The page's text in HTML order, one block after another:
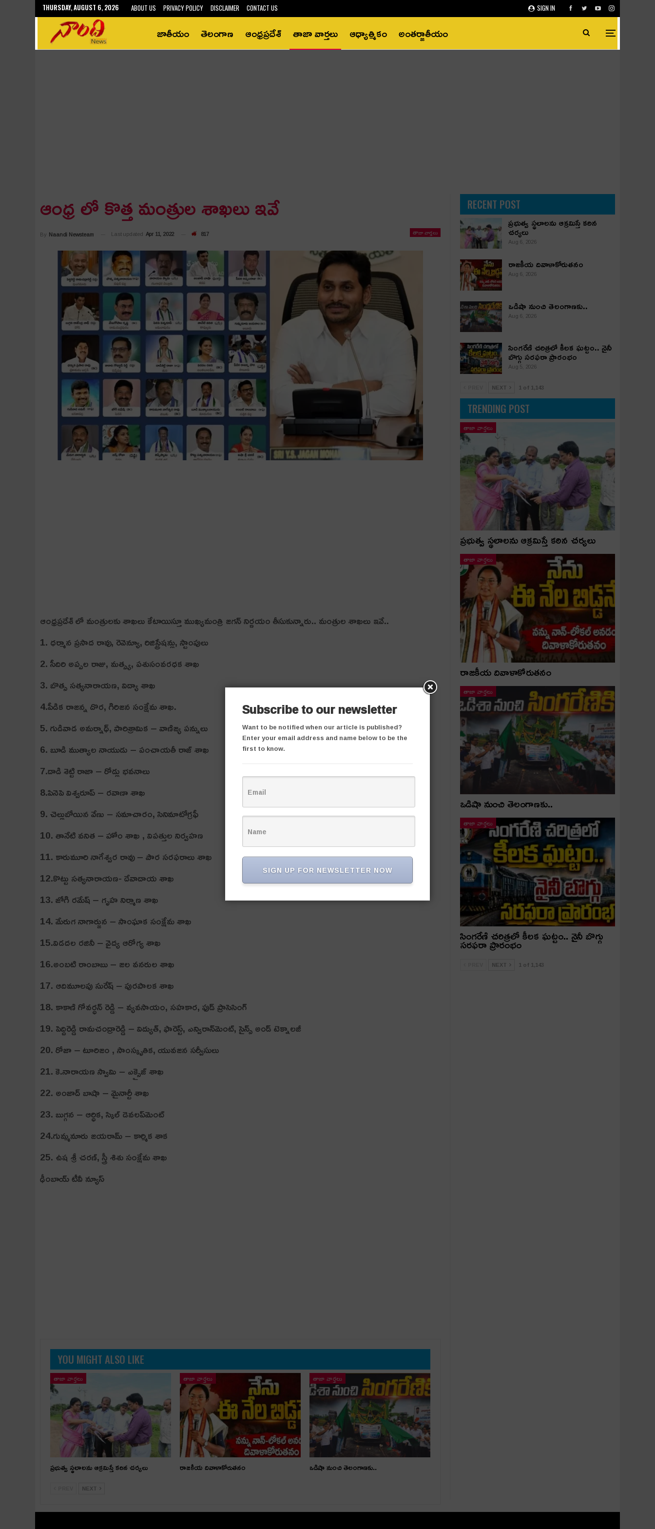
SIGN IN
THURSDAY, AUGUST 6, 2026 ABOUT US PRIVACY POLICY DISCLAIMER CONTACT US
జాతీయం తెలంగాణ ఆంధ్రప్రదేశ్‌ తాజా వార్తలు ఆధ్యాత్మికం అంతర్జాతీయం
ఆంధ్ర లో కొత్త మంత్రుల శాఖలు ఇవే
తాజా వార్తలు
By Naandi Newsteam Last updated Apr 11, 2022 817
ఆంధ్రప్రదేశ్ లో మంత్రులకు శాఖలు కేటాయిస్తూ ముఖ్యమంత్రి జగన్ నిర్ణయం తీసుకున్నారు.. మంత్రుల శాఖలు ఇవే..
1. ధర్మాన ప్రసాద రావు, రెవెన్యూ, రిజిస్ట్రేషన్లు, స్టాంపులు
2. సీదిరి అప్పల రాజు, మత్స్య, పశుసంవరధక శాఖ
3. బొత్స సత్యనారాయణ, విద్యా శాఖ
4.పీడిక రాజన్న దొర, గిరిజన సంక్షేమ శాఖ.
5. గుడివాడ అమర్నాధ్, పారిశ్రామిక – వాణిజ్య పన్నులు
6. బూడి ముత్యాల నాయుడు – పంచాయతీ రాజ్ శాఖ
7.దాడి శెట్టి రాజా – రోడ్లు భవనాలు
8.పినెపె విశ్వరూప్‌ – రవాణా శాఖ
9. చెల్లుబోయిన వేణు – సమాచారం, సినిమాటోగ్రఫీ
10. తానేటి వనిత – హోం శాఖ , విపత్తుల నిర్వహణ
11. కారుమూరి నాగేశ్వర రావు – పౌర సరఫరాలు శాఖ
12.కొట్టు సత్యనారాయణ- దేవాదాయ శాఖ
13. జోగి రమేష్ – గృహ నిర్మాణ శాఖ
14. మేరుగ నాగార్జున – సాంఘాక సంక్షేమ శాఖ
15.విడదల రజినీ – వైద్య ఆరోగ్య శాఖ
16.అంబటి రాంబాబు – జల వనరుల శాఖ
17. ఆదిమూలపు సురేష్ – పురపాలక శాఖ
18. కాకాణి గోవర్ధన్ రెడ్డి – వ్యవసాయం, సహకార, ఫుడ్ ప్రాసెసింగ్
19. పెద్దిరెడ్డి రామచంద్రారెడ్డి – విద్యుత్, ఫారెస్ట్, ఎన్విరాన్‌మెంట్, సైన్స్‌ అండ్ టెక్నాలజీ
20. రోజా – టూరిజం , సాంస్కృతిక, యువజన సర్వీసులు
21. కె.నారాయణ స్వామి – ఎక్సైజ్ శాఖ
22. అంజాద్ బాషా – మైనార్టీ శాఖ
23. బుగ్గన – ఆర్ధిక, స్కిల్ డెవలప్‌మెంట్
24.గుమ్మనూరు జయరామ్ – కార్మిక శాక
25. ఉష శ్రీ చరణ్, స్త్రీ శిశు సంక్షేమ శాఖ
ఢీంబాయ్ టీవీ న్యూస్
YOU MIGHT ALSO LIKE
తాజా వార్తలు
ప్రభుత్వ స్థలాలను ఆక్రమిస్తే కఠిన చర్యలు
తాజా వార్తలు
రాజకీయ దివాళాకోరుతనం
తాజా వార్తలు
ఒడిషా నుంచి తెలంగాణ‌కు..
NEXT
RECENT POST
ప్రభుత్వ స్థలాలను ఆక్రమిస్తే కఠిన
చర్యలు
Aug 6, 2026
రాజకీయ దివాళాకోరుతనం
Aug 6, 2026
ఒడిషా నుంచి తెలంగాణ‌కు..
Aug 6, 2026
సింగరేణి చరిత్రలో కీలక ఘట్టం.. నైనీ
బొగ్గు సరఫరా ప్రారంభం
Aug 5, 2026
NEXT 1 of 1,143
TRENDING POST
తాజా వార్తలు
ప్రభుత్వ స్థలాలను ఆక్రమిస్తే కఠిన చర్యలు
తాజా వార్తలు
రాజకీయ దివాళాకోరుతనం
తాజా వార్తలు
ఒడిషా నుంచి తెలంగాణ‌కు..
తాజా వార్తలు
సింగరేణి చరిత్రలో కీలక ఘట్టం.. నైనీ బొగ్గు
సరఫరా ప్రారంభం
NEXT 1 of 1,143
Subscribe to our newsletter
Want to be notified when our article is published?
Enter your email address and name below to be the
first to know.
SIGN UP FOR NEWSLETTER NOW